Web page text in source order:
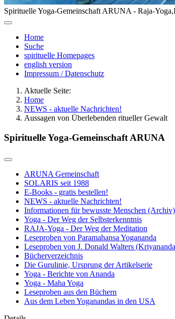
Spirituelle Yoga-Gemeinschaft ARUNA - Raja-
Home
Suche
spirituelle Homepages
english version
Impressum / Datenschutz
Aktuelle Seite:
Home
NEWS - aktuelle Nachrichten!
Aussagen von Überlebenden ritueller Gewalt
Spirituelle Yoga-Gemeinschaft ARUNA
ARUNA Gemeinschaft
SOLARIS seit 1988
E-Books - gratis bestellen!
NEWS - aktuelle Nachrichten!
Informationen für bewusste Menschen (Archiv)
Yoga - Der Weg der Selbsterkenntnis
RAJA-Yoga - Der Weg der Meditation
Leseproben von Paramahansa Yogananda
Leseproben von J. Donald Walters
Bücherverzeichnis
Die Gurulinie, Ursprung der Artikelserie
Yoga - Berichte von Ananda
Yoga - Maha Yoga
Leseproben aus den Büchern
Aus dem Leben Yoganandas in den USA